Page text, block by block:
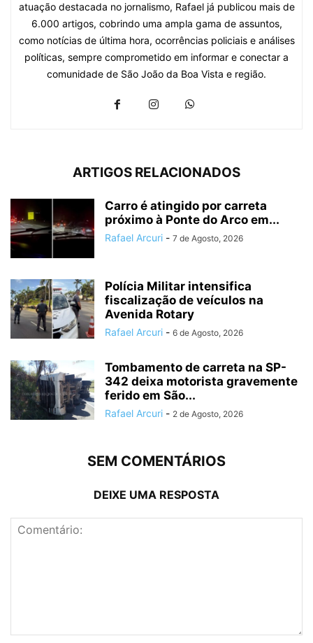
atuação destacada no jornalismo, Rafael já publicou mais de
6.000 artigos, cobrindo uma ampla gama de assuntos,
como notícias de última hora, ocorrências policiais e análises
políticas, sempre comprometido em informar e conectar a
comunidade de São João da Boa Vista e região.
ARTIGOS RELACIONADOS
Carro é atingido por carreta
próximo à Ponte do Arco em...
Rafael Arcuri - 7 de Agosto, 2026
Polícia Militar intensifica
fiscalização de veículos na
Avenida Rotary
Rafael Arcuri - 6 de Agosto, 2026
Tombamento de carreta na SP-
342 deixa motorista gravemente
ferido em São...
Rafael Arcuri - 2 de Agosto, 2026
SEM COMENTÁRIOS
DEIXE UMA RESPOSTA